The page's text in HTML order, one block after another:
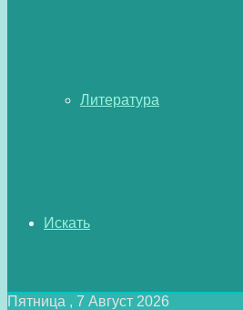
Литература
Искать
Пятница , 7 Август 2026